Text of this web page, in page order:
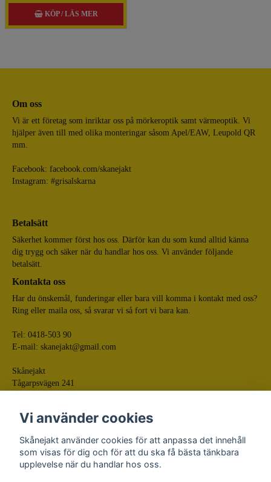
KÖP / LÄS MER
Om oss
Vi är ett företag som inriktar oss på mörkeroptik samt värmeoptik. Vi
hjälper även till med olika monteringar såsom Apel/EAW, Leupold QR
mm.
Facebook: facebook.com/skanejakt
Instagram: #grisalskarna
Betalsätt
Säkerhet kommer först hos oss. Därför kan du som kund alltid känna
dig trygg och säker när du handlar hos oss. Vi använder följande
betalsätt.
Kontakta oss
Har du önskemål, funderingar eller bara vill komma i kontakt med oss?
Ring eller maila oss, så svarar vi så fort vi bara kan.
Tel: 0418-503 90
E-mail: skanejakt@gmail.com
Skånejakt
Tågarpsvägen 241
Vi använder cookies
Skånejakt använder cookies för att anpassa det innehåll
som visas för dig och för att du ska få bästa tänkbara
upplevelse när du handlar hos oss.